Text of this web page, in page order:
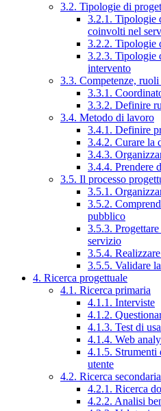
3.2. Tipologie di
3.2.1. Tipologie
coinvolti nel
3.2.2. Tipologie
3.2.3. Tipologie
intervento
3.3. Competenze,
3.3.1.
3.3.2. Definire
3.4. Metodo di lavoro
3.4.1. Definire
3.4.2. Curare la
3.4.3.
3.4.4. Prendere
3.5. Il processo
3.5.1.
3.5.2.
pubblico
3.5.3.
servizio
3.5.4.
3.5.5. Validare
4. Ricerca progettuale
4.1. Ricerca primaria
4.1.1. Interviste
4.1.2.
4.1.3. Test di
4.1.4. Web
4.1.5. Strumenti
utente
4.2. Ricerca secondaria
4.2.1. Ricerca
4.2.2. Analisi